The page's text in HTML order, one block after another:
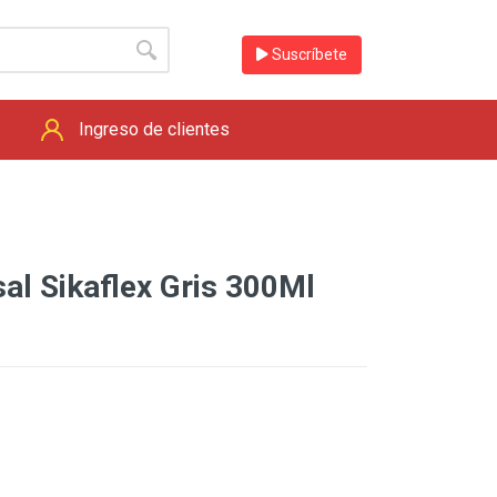
Suscríbete
Ingreso de clientes
Sikaflex Gris 300Ml